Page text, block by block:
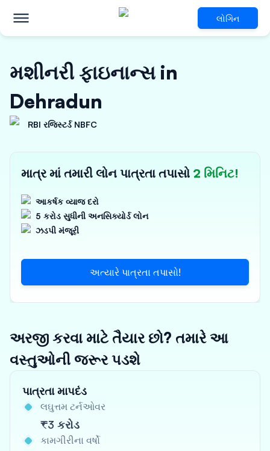
લોગિન
મશીનરી ફાઇનાન્સ in
Dehradun
RBI રજિસ્ટર્ડ NBFC
માત્ર માં તમારી લોન પાત્રતા તપાસો 2 મિનિટ!
આકર્ષક વ્યાજ દરો
5 કરોડ સુધીની અનસિક્યોર્ડ લોન
ઝડપી મંજૂરી
અત્યારે પાત્રતા તપાસો!
અરજી કરવા માટે તૈયાર છો? તમારે આ
વસ્તુઓની જરૂર પડશે
પાત્રતા માપદંડ
લઘુત્તમ ટર્નઓવર
₹3 કરોડ
કામગીરીના વર્ષો